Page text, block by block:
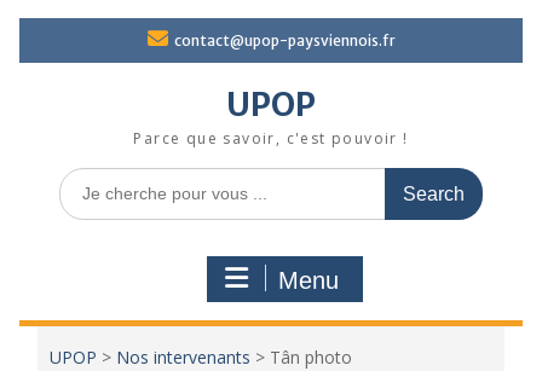
contact@upop-paysviennois.fr
UPOP
Parce que savoir, c'est pouvoir !
Search
for:
Menu
UPOP > Nos intervenants > Tân photo